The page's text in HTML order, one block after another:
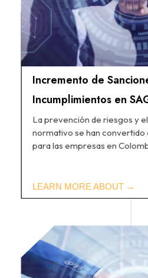
Incremento de
Incumplimientos en
La prevención de riesgos y
normativo se han convertido
para las empresas en